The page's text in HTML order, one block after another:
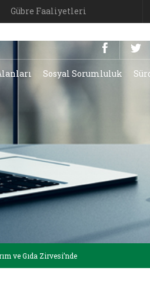
Gübre Faaliyetleri
Sosyal Sorumluluk
ve Gıda Zirvesi’nde